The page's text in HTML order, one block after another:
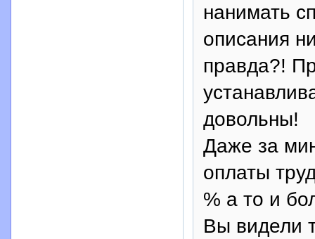
нанимать
описания
правда?!
довольны!
Даже за
оплаты
% а то и
Вы видели